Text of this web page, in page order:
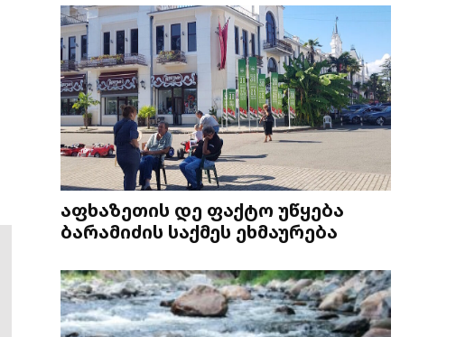
აფხაზეთის დე ფაქტო უწყება
ბარამიძის საქმეს ეხმაურება